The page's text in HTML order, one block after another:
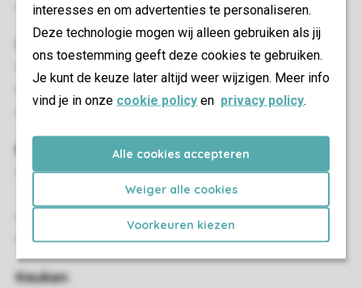
interesses en om advertenties te personaliseren.
Deze technologie mogen wij alleen gebruiken als jij
ons toestemming geeft deze cookies te gebruiken.
Je kunt de keuze later altijd weer wijzigen. Meer info
vind je in onze cookie policy en privacy policy.
Alle cookies accepteren
Weiger alle cookies
Voorkeuren kiezen
Parkeren op de centrale parkeerplaats
Woon-/eetkamer
Kindervoorzieningen
Een kinderbed kan uitsluitend in de woonkamer geplaatst
Kinderstoel (tegen betaling)
Keuken